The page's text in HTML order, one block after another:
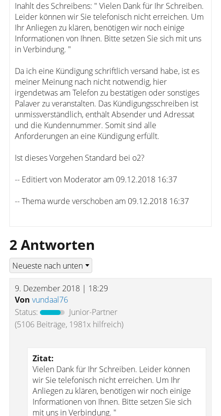
Inahlt des Schreibens: " Vielen Dank für Ihr Schreiben.
Leider können wir Sie telefonisch nicht erreichen. Um
Ihr Anliegen zu klären, benötigen wir noch einige
Informationen von Ihnen. Bitte setzen Sie sich mit uns
in Verbindung. "
Da ich eine Kündigung schriftlich versand habe, ist es
meiner Meinung nach nicht notwendig, hier
irgendetwas am Telefon zu bestätigen oder sonstiges
Palaver zu veranstalten. Das Kündigungsschreiben ist
unmissverständlich, enthält Absender und Adressat
und die Kundennummer. Somit sind alle
Anforderungen an eine Kündigung erfüllt.
Ist dieses Vorgehen Standard bei o2?
-- Editiert von Moderator am 09.12.2018 16:37
-- Thema wurde verschoben am 09.12.2018 16:37
2 Antworten
9. Dezember 2018 | 18:29
Von vundaal76
Status:
Junior-Partner
(5106 Beiträge, 1981x hilfreich)
Zitat:
Vielen Dank für Ihr Schreiben. Leider können
wir Sie telefonisch nicht erreichen. Um Ihr
Anliegen zu klären, benötigen wir noch einige
Informationen von Ihnen. Bitte setzen Sie sich
mit uns in Verbindung. "